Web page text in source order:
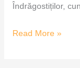
Îndrăgostiților,
Read More »